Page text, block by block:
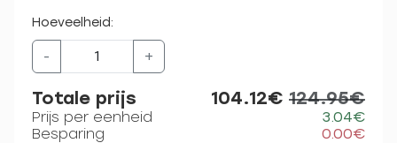
Hoeveelheid:
- +
Totale prijs 104.12€ 124.95€
Prijs per eenheid
3.04€
Besparing
0.00€